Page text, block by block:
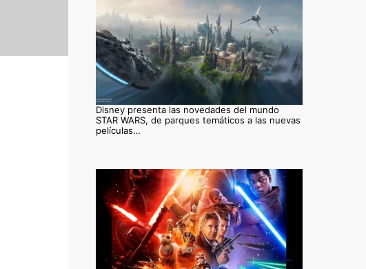
Disney presenta las novedades del mundo
STAR WARS, de parques temáticos a las nuevas
películas…